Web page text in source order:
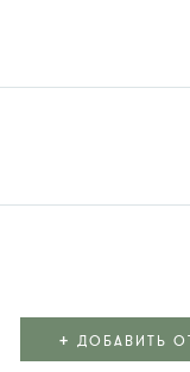
+ ДОБАВИТЬ